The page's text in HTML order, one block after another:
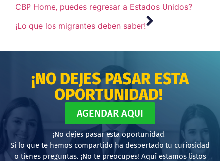
CBP Home, puedes regresar a Estados Unidos?
¡Lo que los migrantes deben saber!
¡NO DEJES PASAR ESTA
OPORTUNIDAD!
AGENDAR AQUI
¡No dejes pasar esta oportunidad!
Si lo que te hemos compartido ha despertado tu curiosidad
o tienes preguntas. ¡No te preocupes! Aquí estamos listos